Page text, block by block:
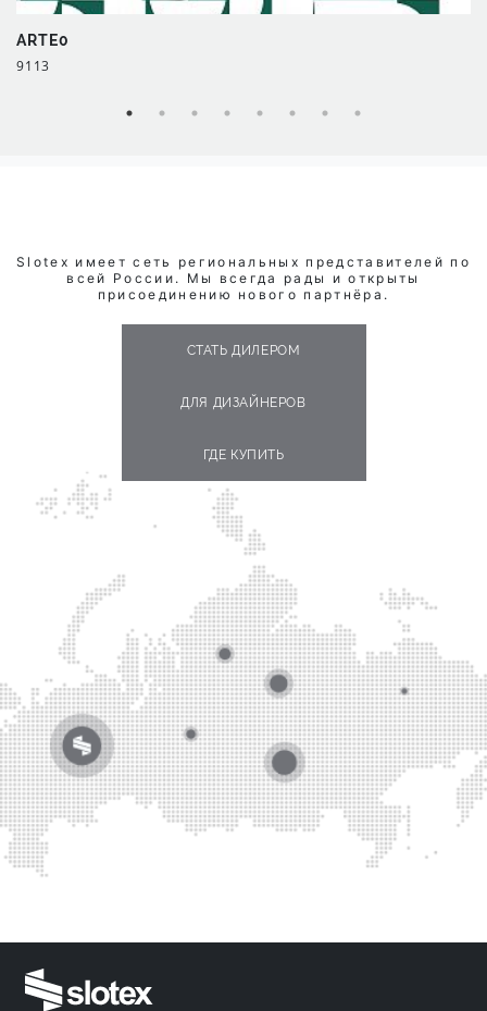
ARTE0
9113
Slotex имеет сеть региональных представителей по
всей России. Мы всегда рады и открыты
присоединению нового партнёра.
СТАТЬ ДИЛЕРОМ
ДЛЯ ДИЗАЙНЕРОВ
ГДЕ КУПИТЬ